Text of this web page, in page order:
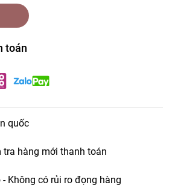
toán
quốc
tra hàng mới thanh toán
Không có rủi ro đọng hàng